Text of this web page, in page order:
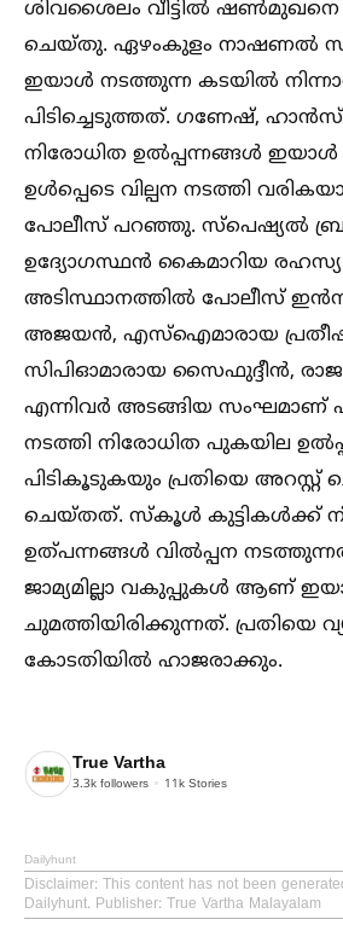
ശിവശൈലം വീട്ടില്‍ ഷണ്‍മുഖനെ
ചെയ്തു. ഏഴംകുളം നാഷണല്‍
ഇയാള്‍ നടത്തുന്ന കടയില്‍
പിടിച്ചെടുത്തത്. ഗണേഷ്,
നിരോധിത ഉല്‍പ്പന്നങ്ങള്‍ ഇയാള്‍
ഉള്‍പ്പെടെ വില്പന നടത്തി
പോലീസ് പറഞ്ഞു. സ്‌പെഷ്യല്‍
ഉദ്യോഗസ്ഥന്‍ കൈമാറിയ രഹസ്യ
അടിസ്ഥാനത്തില്‍ പോലീസ്
അജയന്‍, എസ്‌ഐമാരായ
സിപിഓമാരായ സൈഫുദ്ദീന്‍,
എന്നിവര്‍ അടങ്ങിയ സംഘമാണ്
നടത്തി നിരോധിത പുകയില
പിടികൂടുകയും പ്രതിയെ അറസ്റ്റ്
ചെയ്തത്. സ്‌കൂള്‍ കുട്ടികള്‍ക്ക്
ഉത്പന്നങ്ങള്‍ വില്‍പ്പന
ജാമ്യമില്ലാ വകുപ്പുകള്‍ ആണ്
ചുമത്തിയിരിക്കുന്നത്. പ്രതിയെ
കോടതിയില്‍ ഹാജരാക്കും.
True Vartha
3.3k followers 11k Stories
Dailyhunt
Disclaimer: This content has not been
Dailyhunt. Publisher: True Vartha Malayalam